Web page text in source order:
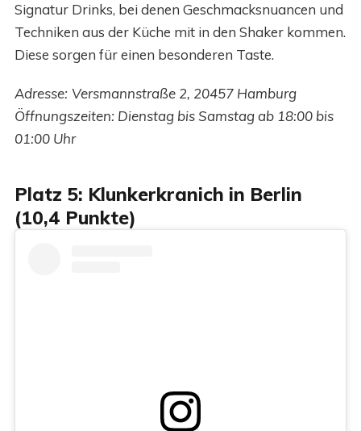
Signatur Drinks, bei denen Geschmacksnuancen und
Techniken aus der Küche mit in den Shaker kommen.
Diese sorgen für einen besonderen Taste.
Adresse: Versmannstraße 2, 20457 Hamburg
Öffnungszeiten: Dienstag bis Samstag ab 18:00 bis
01:00 Uhr
Platz 5: Klunkerkranich in Berlin
(10,4 Punkte)